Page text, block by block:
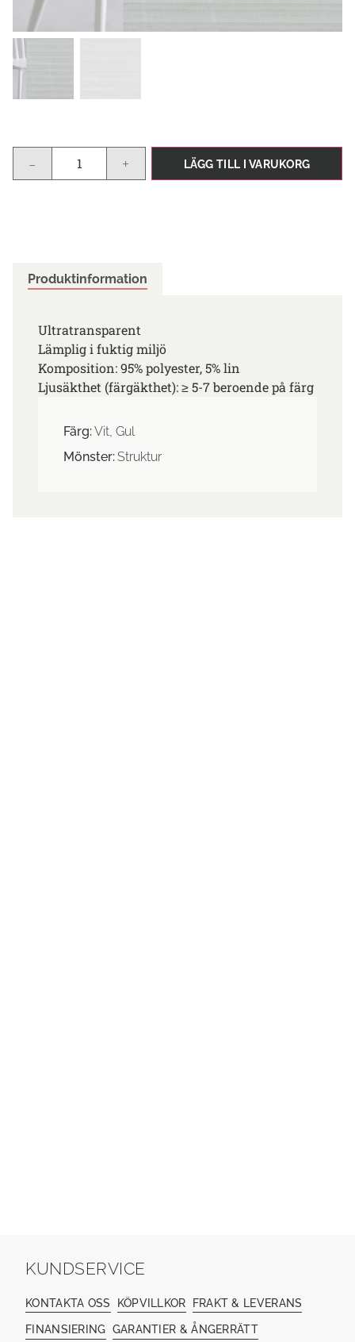
- + LÄGG TILL I VARUKORG
Produktinformation
Ultratransparent
Lämplig i fuktig miljö
Komposition: 95% polyester, 5% lin
Ljusäkthet (färgäkthet): ≥ 5-7 beroende på färg
Färg:Vit, Gul
Mönster:Struktur
KUNDSERVICE
KONTAKTA OSS KÖPVILLKOR FRAKT & LEVERANS
FINANSIERING GARANTIER & ÅNGERRÄTT